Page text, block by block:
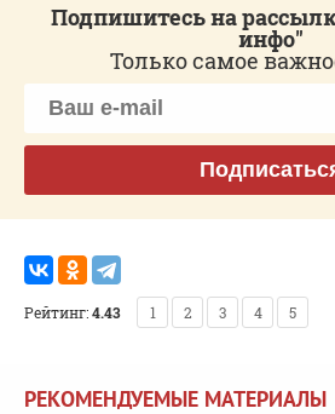
Подпишитесь на
инфо"
Только самое
Рейтинг:4.43 1 2 3 4 5
РЕКОМЕНДУЕМЫЕ МАТЕРИАЛЫ